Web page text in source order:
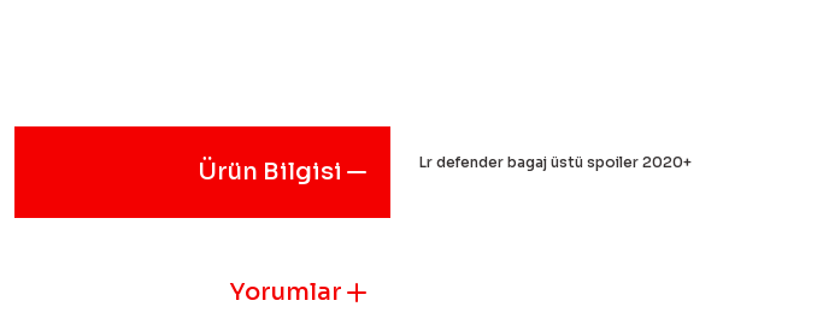
Ürün Bilgisi
Yorumlar
Lr defender bagaj üstü spoiler 2020+